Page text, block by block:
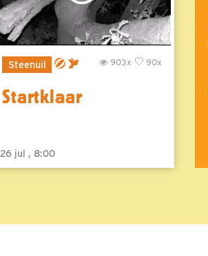
Steenuil 90x
903x
Startklaar
26 jul , 8:00